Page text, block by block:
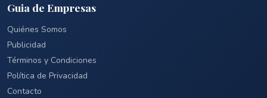
Guia de Empresas
Quiénes Somos
Publicidad
Términos y Condiciones
Política de Privacidad
Contacto